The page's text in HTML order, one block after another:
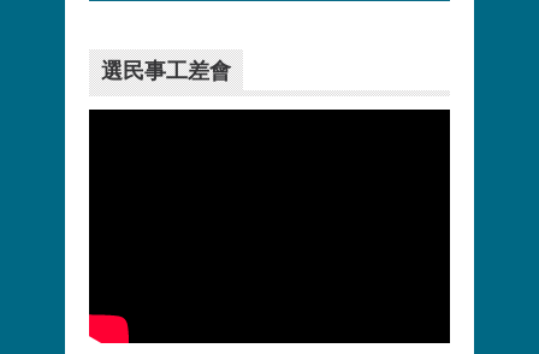
選民事工差會